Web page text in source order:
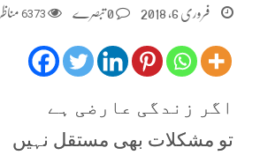
فروری 6, 2018 6373 مناظر
اگر زندگی عارضی ہے
تو مشکلات بھی مستقل نہیں